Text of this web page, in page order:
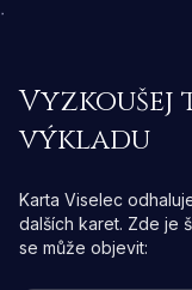
výkladu
Karta Viselec
dalších karet. Zde je
se může objevit: